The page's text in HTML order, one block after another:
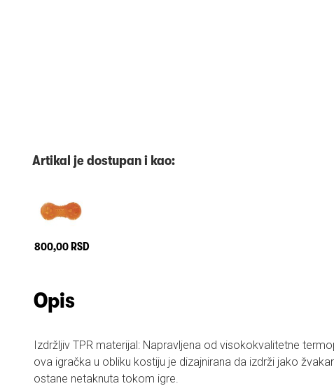
Artikal je dostupan i kao:
800,00 RSD
Opis
Izdržljiv TPR materijal: Napravljena od visokokvalitetne
ova igračka u obliku kostiju je dizajnirana da izdrži jako
ostane netaknuta tokom igre.